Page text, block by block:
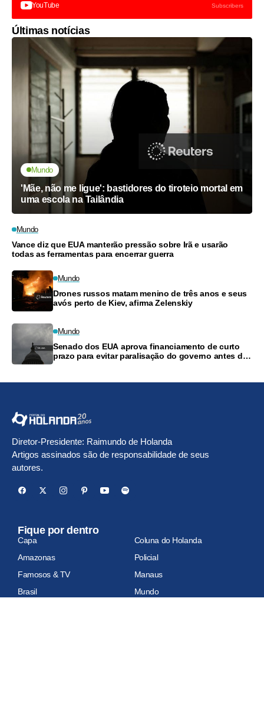
YouTube Subscribers
Últimas notícias
Mundo
'Mãe, não me ligue': bastidores do tiroteio mortal em
uma escola na Tailândia
Mundo
Vance diz que EUA manterão pressão sobre Irã e usarão
todas as ferramentas para encerrar guerra
Mundo
Drones russos matam menino de três anos e seus
avós perto de Kiev, afirma Zelenskiy
Mundo
Senado dos EUA aprova financiamento de curto
prazo para evitar paralisação do governo antes das
Diretor-Presidente: Raimundo de Holanda
Artigos assinados são de responsabilidade de seus
autores.
Fique por dentro
Capa
Coluna do Holanda
Amazonas
Policial
Famosos & TV
Manaus
Brasil
Mundo